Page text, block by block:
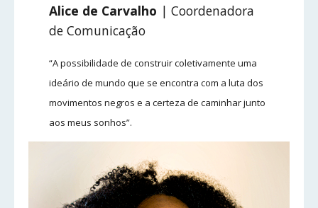
Alice de Carvalho | Coordenadora
de Comunicação
“A possibilidade de construir coletivamente uma
ideário de mundo que se encontra com a luta dos
movimentos negros e a certeza de caminhar junto
aos meus sonhos”.